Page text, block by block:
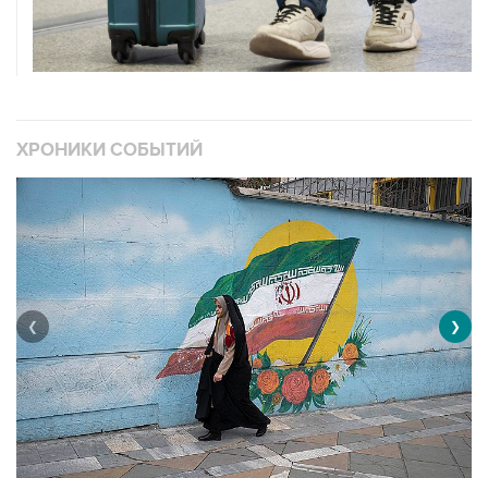
ХРОНИКИ СОБЫТИЙ
❮ ❯